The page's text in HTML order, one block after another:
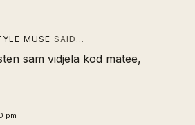
MUSE SAID…
sam vidjela kod matee,
pm